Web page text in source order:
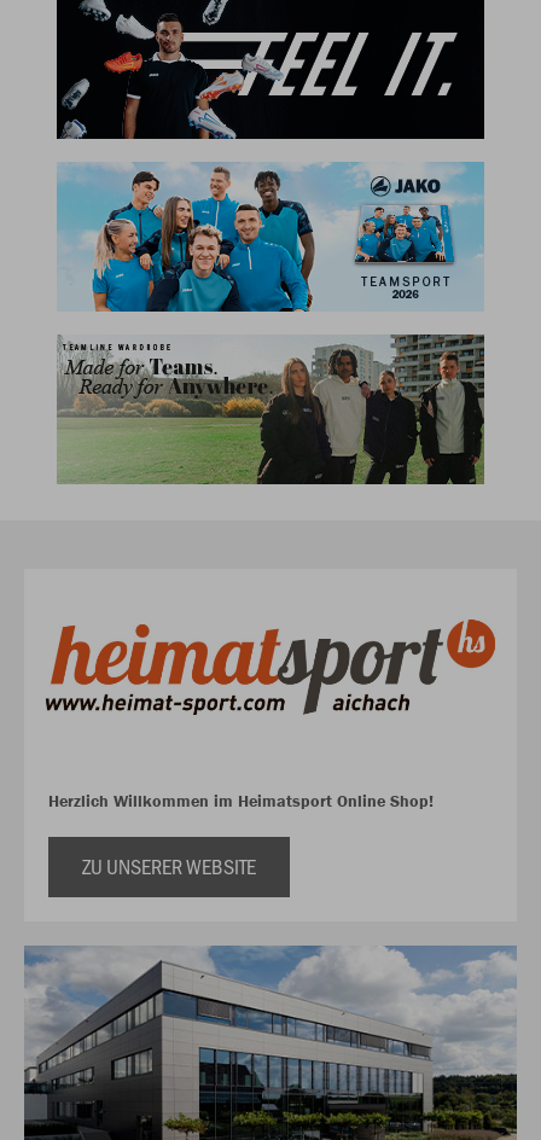
Herzlich Willkommen im Heimatsport Online Shop!
ZU UNSERER WEBSITE